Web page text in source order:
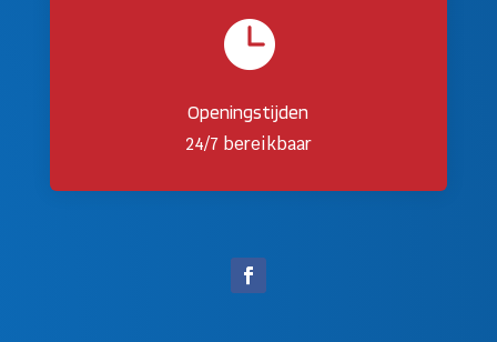

Openingstijden
24/7 bereikbaar